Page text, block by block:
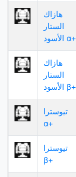
هازاك
الستار
الأسود α+
هازاك
الستار
الأسود β+
تيوسترا
α+
تيوسترا
β+